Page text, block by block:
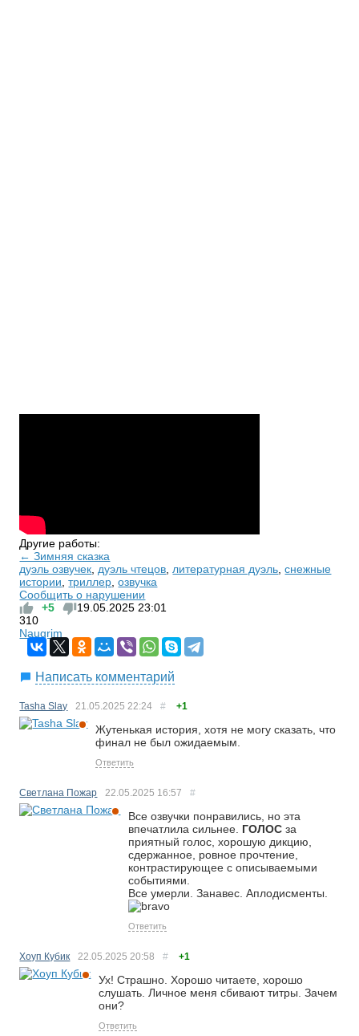
Другие работы:
← Зимняя сказка
дуэль озвучек дуэль чтецов литературная дуэль ,снежные
истории ,триллер ,озвучка
Сообщить о нарушении
+5
19.05.2025 23:01
310
Naugrim
Написать комментарий
Tasha Slay 21.05.2025 22:24 # +1
Жутенькая история, хотя не могу сказать, что
финал не был ожидаемым.
Ответить
Светлана Пожар 22.05.2025 16:57 #
Все озвучки понравились, но эта
впечатлила сильнее. ГОЛОС за
приятный голос, хорошую дикцию,
сдержанное, ровное прочтение,
контрастирующее с описываемыми
событиями.
Все умерли. Занавес. Аплодисменты.
Ответить
Хоуп Кубик 22.05.2025 20:58 # +1
Ух! Страшно. Хорошо читаете, хорошо
слушать. Личное меня сбивают титры. Зачем
они?
Ответить